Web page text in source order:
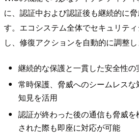
に、認証中および認証後も継続的に
す。エコシステム全体でセキュリテ
し、修復アクションを自動的に調整し
継続的な保護と一貫した安全性の
常時保護、脅威へのシームレス
知見を活用
認証が終わった後の通信も脅威
された際も即座に対応が可能